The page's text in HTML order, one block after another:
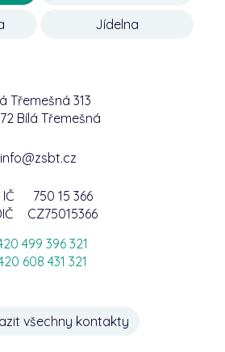
Jídelna
Třemešná 313
Bílá Třemešná
info@zsbt.cz
IČ
750 15 366
CZ75015366
499 396 321
608 431 321
všechny kontakty